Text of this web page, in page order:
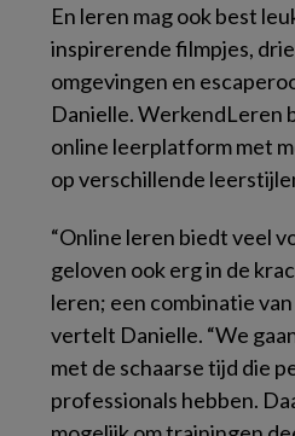
En leren mag ook best
inspirerende filmpjes,
omgevingen en
Danielle. WerkendLeren
online leerplatform met
op verschillende
“Online leren biedt veel
geloven ook erg in de
leren; een combinatie van
vertelt Danielle. “We
met de schaarse tijd die
professionals hebben.